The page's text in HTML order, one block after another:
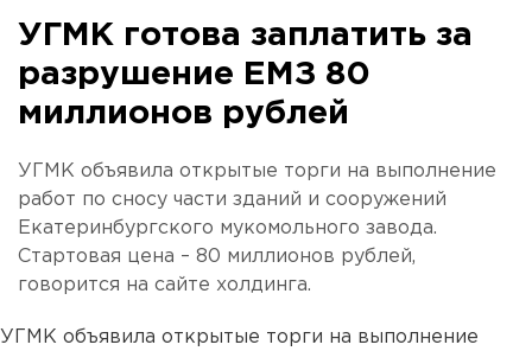
УГМК готова заплатить за
разрушение ЕМЗ 80
миллионов рублей
УГМК объявила открытые торги на выполнение
работ по сносу части зданий и сооружений
Екатеринбургского мукомольного завода.
Стартовая цена – 80 миллионов рублей,
говорится на сайте холдинга.
УГМК объявила открытые торги на выполнение